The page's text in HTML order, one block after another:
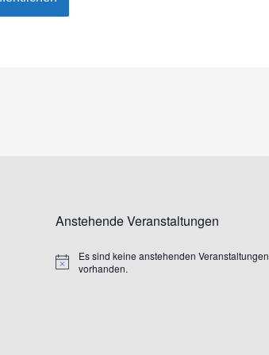
Anstehende Veranstaltungen
Hinweis
Es sind keine anstehenden Veranstaltungen
vorhanden.